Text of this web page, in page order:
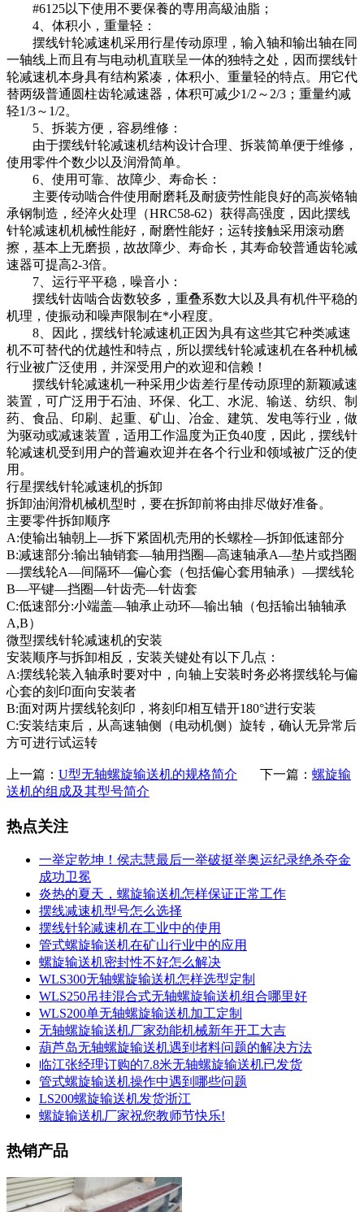
#6125以下使用不要保養的専用高級油脂；
4、体积小，重量轻：
摆线针轮减速机采用行星传动原理，输入轴和输出轴在同
一轴线上而且有与电动机直联呈一体的独特之处，因而摆线针
轮减速机本身具有结构紧凑，体积小、重量轻的特点。用它代
替两级普通圆柱齿轮减速器，体积可减少1/2～2/3；重量约减
轻1/3～1/2。
5、拆装方便，容易维修：
由于摆线针轮减速机结构设计合理、拆装简单便于维修，
使用零件个数少以及润滑简单。
6、使用可靠、故障少、寿命长：
主要传动啮合件使用耐磨耗及耐疲劳性能良好的高炭铬轴
承钢制造，经淬火处理（HRC58-62）获得高强度，因此摆线
针轮减速机机械性能好，耐磨性能好；运转接触采用滚动磨
擦，基本上无磨损，故故障少、寿命长，其寿命较普通齿轮减
速器可提高2-3倍。
7、运行平平稳，噪音小：
摆线针齿啮合齿数较多，重叠系数大以及具有机件平稳的
机理，使振动和噪声限制在*小程度。
8、因此，摆线针轮减速机正因为具有这些其它种类减速
机不可替代的优越性和特点，所以摆线针轮减速机在各种机械
行业被广泛使用，并深受用户的欢迎和信赖！
摆线针轮减速机一种采用少齿差行星传动原理的新颖减速
装置，可广泛用于石油、环保、化工、水泥、输送、纺织、制
药、食品、印刷、起重、矿山、冶金、建筑、发电等行业，做
为驱动或减速装置，适用工作温度为正负40度，因此，摆线针
轮减速机受到用户的普遍欢迎并在各个行业和领域被广泛的使
用。
行星摆线针轮减速机的拆卸
拆卸油润滑机械机型时，要在拆卸前将由排尽做好准备。
主要零件拆卸顺序
A:使输出轴朝上—拆下紧固机壳用的长螺栓—拆卸低速部分
B:减速部分:输出轴销套—轴用挡圈—高速轴承A—垫片或挡圈
—摆线轮A—间隔环—偏心套（包括偏心套用轴承）—摆线轮
B—平键—挡圈—针齿壳—针齿套
C:低速部分:小端盖—轴承止动环—输出轴（包括输出轴轴承
A,B）
微型摆线针轮减速机的安装
安装顺序与拆卸相反，安装关键处有以下几点：
A:摆线轮装入轴承时要对中，向轴上安装时务必将摆线轮与偏
心套的刻印面向安装者
B:面对两片摆线轮刻印，将刻印相互错开180°进行安装
C:安装结束后，从高速轴侧（电动机侧）旋转，确认无异常后
方可进行试运转
上一篇： U型无轴螺旋输送机的规格简介 下一篇： 螺旋输
送机的组成及其型号简介
热点关注
一举定乾坤！侯志慧最后一举破挺举奥运纪录绝杀夺金
成功卫冕
炎热的夏天，螺旋输送机怎样保证正常工作
摆线减速机型号怎么选择
摆线针轮减速机在工业中的使用
管式螺旋输送机在矿山行业中的应用
螺旋输送机密封性不好怎么解决
WLS300无轴螺旋输送机怎样选型定制
WLS250吊挂混合式无轴螺旋输送机组合哪里好
WLS200单无轴螺旋输送机加工定制
无轴螺旋输送机厂家劲能机械新年开工大吉
葫芦岛无轴螺旋输送机遇到堵料问题的解决方法
临江张经理订购的7.8米无轴螺旋输送机已发货
管式螺旋输送机操作中遇到哪些问题
LS200螺旋输送机发货浙江
螺旋输送机厂家祝您教师节快乐!
热销产品